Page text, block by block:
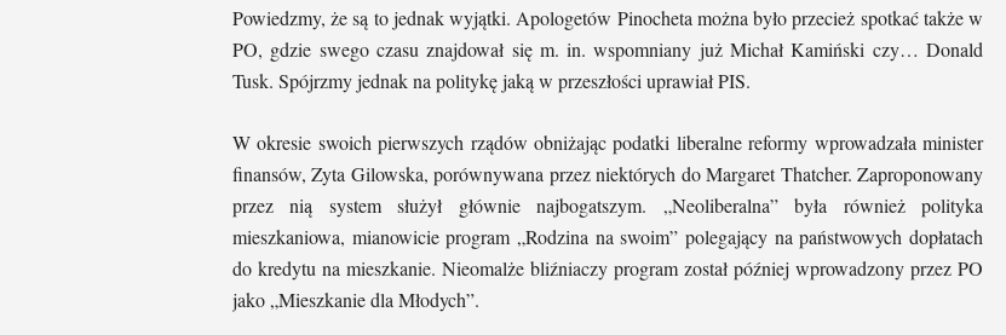
Powiedzmy, że są to jednak wyjątki. Apologetów Pinocheta można było przecież spotkać także w
PO, gdzie swego czasu znajdował się m. in. wspomniany już Michał Kamiński czy… Donald
Tusk. Spójrzmy jednak na politykę jaką w przeszłości uprawiał PIS.
W okresie swoich pierwszych rządów obniżając podatki liberalne reformy wprowadzała minister
finansów, Zyta Gilowska, porównywana przez niektórych do Margaret Thatcher. Zaproponowany
przez nią system służył głównie najbogatszym. „Neoliberalna” była również polityka
mieszkaniowa, mianowicie program „Rodzina na swoim” polegający na państwowych dopłatach
do kredytu na mieszkanie. Nieomalże bliźniaczy program został później wprowadzony przez PO
jako „Mieszkanie dla Młodych”.